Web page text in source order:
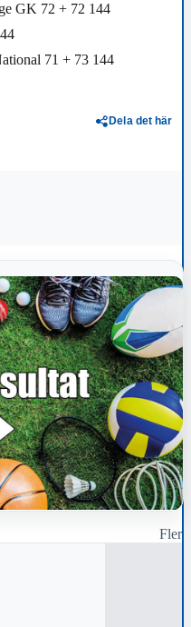
GK 72 + 72 144
71 + 73 144
Dela det här
Fler